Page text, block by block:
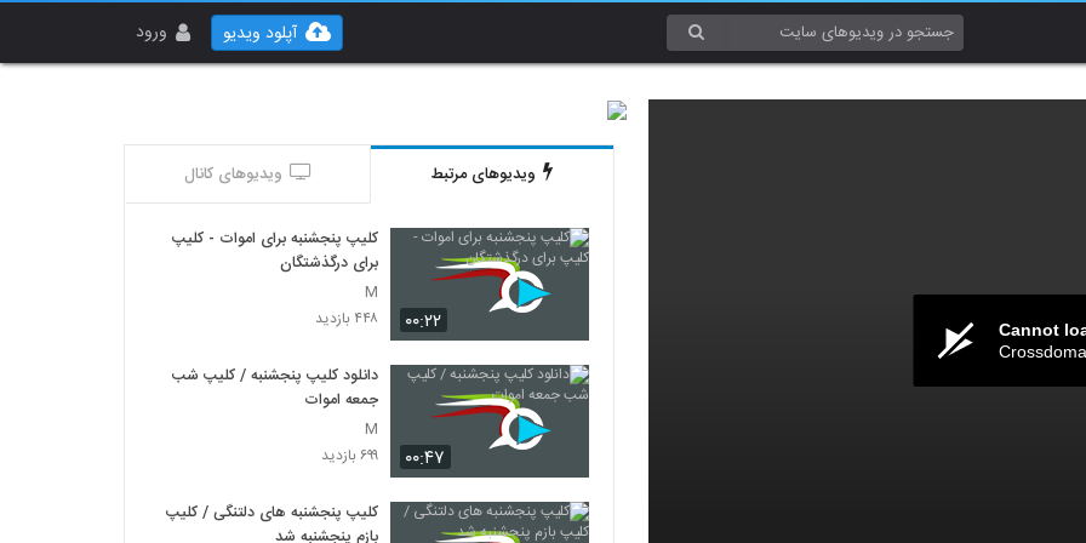
ورود آپلود ویدیو
Cannot
ویدیوهای مرتبط ویدیوهای کانال
۰۰:۲۲
کلیپ پنجشنبه برای اموات - کلیپ
برای درگذشتگان
M
۴۴۸ بازدید
۰۰:۴۷
دانلود کلیپ پنجشنبه / کلیپ شب
جمعه اموات
M
۶۹۹ بازدید
کلیپ پنجشنبه های دلتنگی / کلیپ
بازم پنجشنبه شد